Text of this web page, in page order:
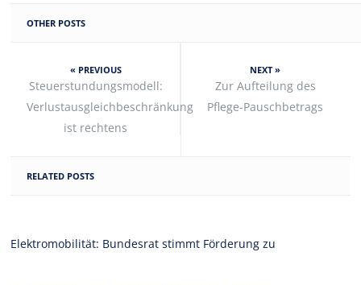
OTHER POSTS
« PREVIOUS
Steuerstundungsmodell:
Verlustausgleichbeschränkung
ist rechtens
NEXT »
Zur Aufteilung des
Pflege-Pauschbetrags
RELATED POSTS
Elektromobilität: Bundesrat stimmt Förderung zu